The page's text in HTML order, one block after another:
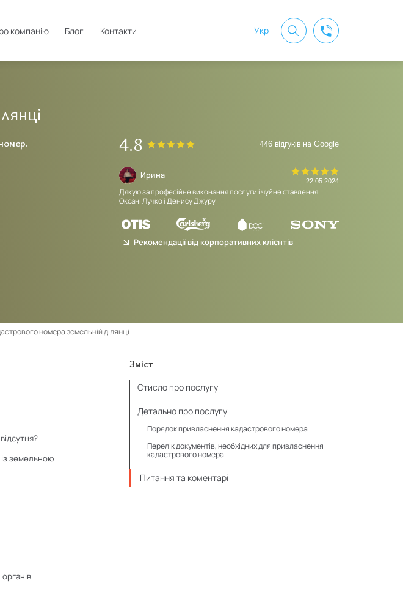
компанію Блог Контакти Укр
4.8 446 відгуків на Google
Ирина
22.05.2024
Дякую за професійне виконання послуги і чуйне ставлення
Оксані Лучко і Денису Джуру
Рекомендації від корпоративних клієнтів
номера земельній ділянці
земельною
Зміст
Стисло про послугу
Детально про послугу
Порядок привласнення кадастрового номера
Перелік документів, необхідних для привласнення
кадастрового номера
Питання та коментарі